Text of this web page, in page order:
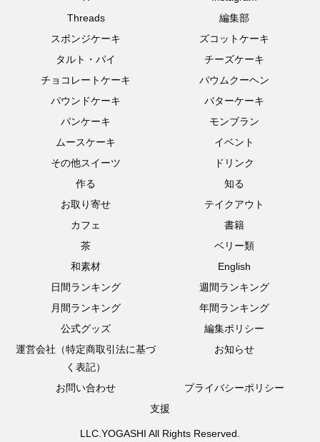
Threads
編集部
スポンジケーキ
ズコットケーキ
タルト・パイ
チーズケーキ
チョコレートケーキ
バウムクーヘン
パウンドケーキ
バターケーキ
パンケーキ
モンブラン
ムースケーキ
イベント
その他スイーツ
ドリンク
作る
知る
お取り寄せ
テイクアウト
カフェ
書籍
茶
ベリー類
和素材
English
日間ランキング
週間ランキング
月間ランキング
年間ランキング
公式グッズ
編集ポリシー
運営会社（特定商取引法に基づ
く表記）
お知らせ
お問い合わせ
プライバシーポリシー
支援
LLC.YOGASHI All Rights Reserved.